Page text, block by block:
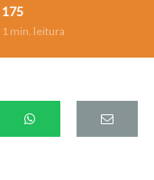
175
1 min. leitura